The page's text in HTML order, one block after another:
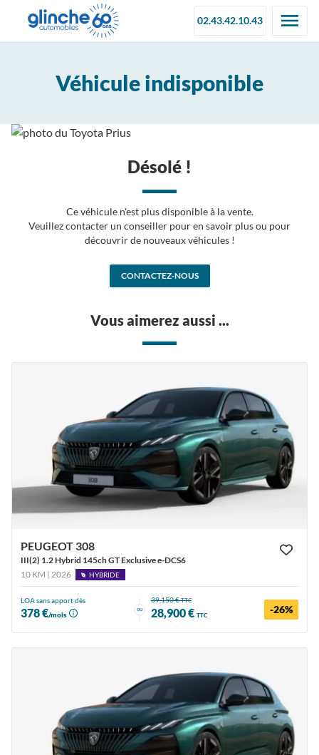
02.43.42.10.43
Véhicule indisponible
Désolé !
Ce véhicule n'est plus disponible à la vente.
Veuillez contacter un conseiller pour en savoir plus ou pour
découvrir de nouveaux véhicules !
CONTACTEZ-NOUS
Vous aimerez aussi ...
PEUGEOT 308
III(2) 1.2 Hybrid 145ch GT Exclusive e-DCS6
10 KM | 2026
HYBRIDE
LOA sans apport dès
378 €/mois
ou
39,150 €TTC
28,900 € TTC -26%